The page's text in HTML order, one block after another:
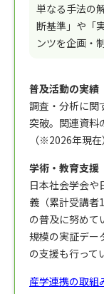
単なる手法の
断基準」や「
ンツを企画・
普及活動の実績
調査・分析に関
突破。関連資料
（※2026年現在
学術・教育支援
日本社会学会や
義（累計受講者
の普及に努めて
規模の実証デー
の支援も行って
産学連携の取組